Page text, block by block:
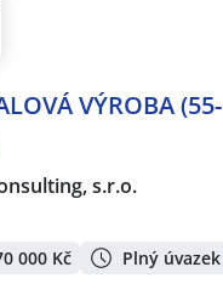
VÝROBA (55-
s.r.o.
000 Kč Plný úvazek